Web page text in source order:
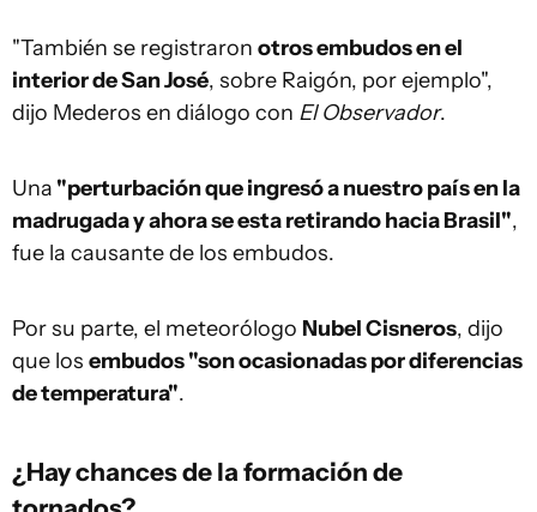
"También se registraron otros embudos en el
interior de San José, sobre Raigón, por ejemplo",
dijo Mederos en diálogo con El Observador.
Una "perturbación que ingresó a nuestro país en la
madrugada y ahora se esta retirando hacia Brasil",
fue la causante de los embudos.
Por su parte, el meteorólogo Nubel Cisneros, dijo
que los embudos "son ocasionadas por diferencias
de temperatura".
¿Hay chances de la formación de